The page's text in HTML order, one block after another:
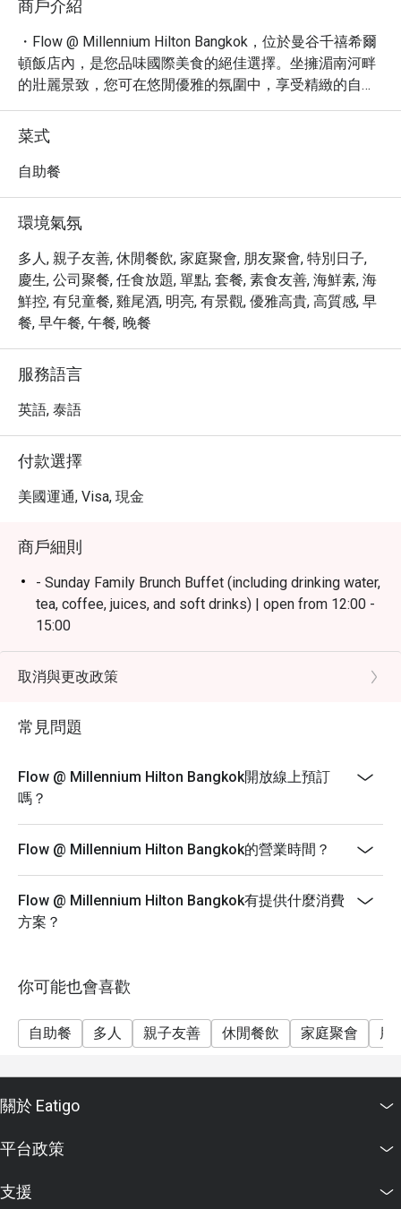
商戶介紹
・Flow @ Millennium Hilton Bangkok，位於曼谷千禧希爾
頓飯店內，是您品味國際美食的絕佳選擇。坐擁湄南河畔
的壯麗景致，您可在悠閒優雅的氛圍中，享受精緻的自助
餐饗宴。曾被譽為「曼谷最佳國際自助餐」，Flow 以其豐
富多樣的菜餚，從新鮮直送的海鮮吧、現場烹調的互動式
料理台，到琳瑯滿目的甜點區，無不讓饕客們讚嘆不已。
・別忘了品嚐他們聞名遐邇的現切爐烤牛排，以及每週末
不可錯過的亮點。
・透過 Eatigo 預訂 Flow @ Millennium Hilton Bangkok，
您將享有獨家優惠，最高可享高達 5 折的餐飲折扣！立即
預訂，讓您的曼谷美食之旅更添驚喜與價值。
菜式
自助餐
環境氣氛
多人, 親子友善, 休閒餐飲, 家庭聚會, 朋友聚會, 特別日子,
慶生, 公司聚餐, 任食放題, 單點, 套餐, 素食友善, 海鮮素, 海
鮮控, 有兒童餐, 雞尾酒, 明亮, 有景觀, 優雅高貴, 高質感, 早
餐, 早午餐, 午餐, 晚餐
服務語言
英語, 泰語
付款選擇
美國運通, Visa, 現金
商戶細則
- Sunday Family Brunch Buffet (including drinking water,
tea, coffee, juices, and soft drinks) | open from 12:00 -
15:00
- Friday & Saturday Dinner Buffet(including drinking
water, tea, coffee, juices, and soft drinks) | open from
- Monday - Thursday: A La Carte menu start 12.00-9.30
PM
- Friday-Saturday: A La Carte menu start 12.00-4.30 PM
- Sunday: A La Carte menu start 3.00-9.30 PM
Christmas, New Year, Valentine’s day etc.)
your discount and seating. If you arrive more than 15
minutes early your reservation is not valid.
ongoing promotion.
Promotion cannot be applied with any other in-house
promotions. Please refer to the special conditions
** All prices in THB and are exclusive of VAT and
special conditions.
取消與更改政策
常見問題
Flow @ Millennium Hilton Bangkok開放線上預訂
嗎？
Flow @ Millennium Hilton Bangkok的營業時間？
Flow @ Millennium Hilton Bangkok有提供什麼消費
方案？
你可能也會喜歡
自助餐 多人 親子友善 休閒餐飲 家庭聚會 朋
關於 Eatigo
平台政策
支援